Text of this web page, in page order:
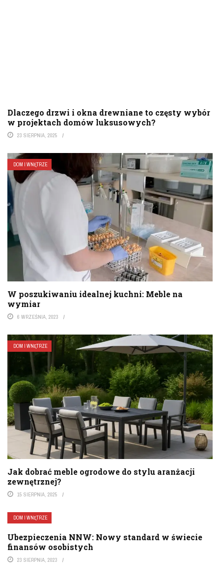
Dlaczego drzwi i okna drewniane to częsty wybór
w projektach domów luksusowych?
23 SIERPNIA, 2025
DOM I WNĘTRZE
W poszukiwaniu idealnej kuchni: Meble na
wymiar
6 WRZEŚNIA, 2023
DOM I WNĘTRZE
Jak dobrać meble ogrodowe do stylu aranżacji
zewnętrznej?
15 SIERPNIA, 2025
DOM I WNĘTRZE
Ubezpieczenia NNW: Nowy standard w świecie
finansów osobistych
23 SIERPNIA, 2023